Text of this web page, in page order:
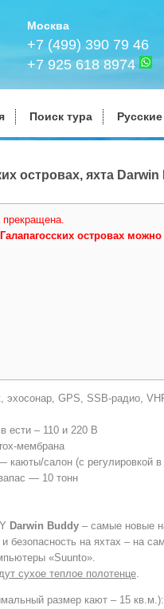
Москва
+7 (499) 390 79 46
+7 925 618 8974
Поиск тура
островах, яхта
прекращена.
островах можно
эхосонар, GPS, SSB-радио,
ести – 110 и 220 В
мембрана
каюты/салон (с регулировкой в
— 10 тонн
Darwin Buddy – самые новые
безопасность на яхтах – на
«Suunto».
сухое теплое полотенце.
размер кают – 15 кв.м.):